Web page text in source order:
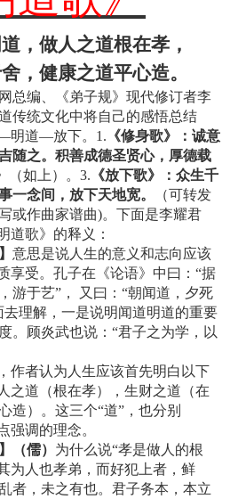
，做人之道根在孝，
，健康之道平心造。
总编、《弟子规》现代修订者李
传统文化中将自己的感悟总结
明道—放下。 1. 《修身歌》：诚意
随之。积善成德圣贤心，厚德载
（如上）。 3. 《放下歌》：众生千
一念间，放下天地宽。
（可转发
或作曲家谱曲)。下面是李耀君
道歌》的释义：
意思是说人生的意义和志向应该
享受。孔子在《论语》中曰：“据
游于艺”， 又曰：“朝闻道，夕死
理解，一是说明闻道明道的重要
。顾炎武也说：“君子之为学，以
作者认为人生应该首先明白以下
之道（根在孝），生财之道（在
造）。这三个“道”，也分别
强调的理念。
（儒） 为什么说“孝是做人的根
为人也孝弟，而好犯上者，鲜
者，未之有也。君子务本，本立